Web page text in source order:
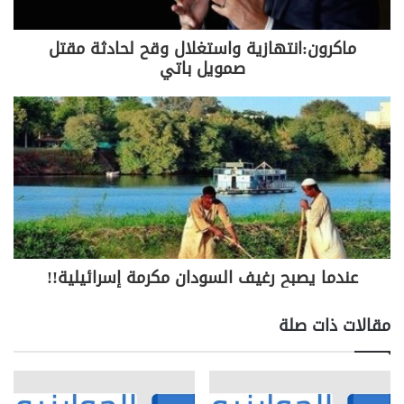
"إستعادة الاموال المنهوبة ممر الزامي لنجاح المبادرة
الفرنسية وبنودها الاصلاحية"
يديرها البروفسور فضل ضاهر تعاونه السيدة أميرة سكر،
وفقا للبرنامج التالي:
الجلسة الافتتاحية:
– كلمة مُنسّق الملتقى الدكتور طلال حمّود الترحيبية.
– كلمة مدير الحلقة المستشار الدولي العميد د. فضل
ضاهر: التعريف، الأهداف والمنهجية.
المحور البحثي الاول: مقاربة علمية للبيانات والمعطيات
الاحصائية :
والأدوات الوطنية والدولية المتوفرة لاستعادة الأموال :
ماكرون:انتهازية واستغلال وقح لحادثة مقتل
صمويل باتي
عندما يصبح رغيف السودان مكرمة إسرائيلية!!
مقالات ذات صلة